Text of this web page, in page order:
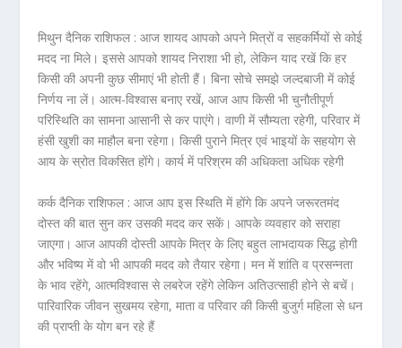
मिथुन दैनिक राशिफल :आज शायद आपको अपने मित्रों व सहकर्मियों से कोई
मदद ना मिले। इससे आपको शायद निराशा भी हो, लेकिन याद रखें कि हर
किसी की अपनी कुछ सीमाएं भी होती हैं। बिना सोचे समझे जल्दबाजी में कोई
निर्णय ना लें। आत्म-विश्वास बनाए रखें, आज आप किसी भी चुनौतीपूर्ण
परिस्थिति का सामना आसानी से कर पाएंगे। वाणी में सौम्यता रहेगी, परिवार में
हंसी खुशी का माहौल बना रहेगा। किसी पुराने मित्र एवं भाइयों के सहयोग से
आय के स्रोत विकसित होंगे। कार्य में परिश्रम की अधिकता अधिक रहेगी
कर्क दैनिक राशिफल :आज आप इस स्थिति में होंगे कि अपने जरूरतमंद
दोस्त की बात सुन कर उसकी मदद कर सकें। आपके व्यवहार को सराहा
जाएगा। आज आपकी दोस्ती आपके मित्र के लिए बहुत लाभदायक सिद्ध होगी
और भविष्य में वो भी आपकी मदद को तैयार रहेगा। मन में शांति व प्रसन्नता
के भाव रहेंगे, आत्मविश्वास से लबरेज रहेंगे लेकिन अतिउत्साही होने से बचें।
पारिवारिक जीवन सुखमय रहेगा, माता व परिवार की किसी बुजुर्ग महिला से धन
की प्राप्ती के योग बन रहे हैं